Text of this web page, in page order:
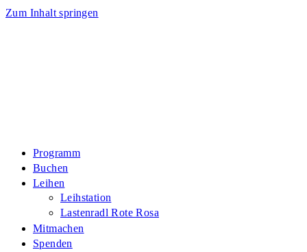
Zum Inhalt springen
Programm
Buchen
Leihen
Leihstation
Lastenradl Rote Rosa
Mitmachen
Spenden